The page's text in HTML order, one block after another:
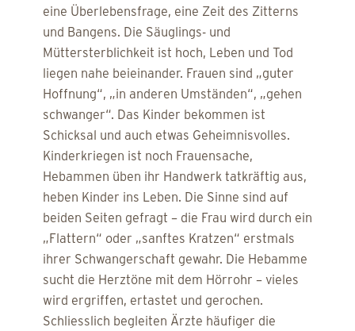
eine Überlebensfrage, eine Zeit des Zitterns
und Bangens. Die Säuglings- und
Müttersterblichkeit ist hoch, Leben und Tod
liegen nahe beieinander. Frauen sind „guter
Hoffnung“, „in anderen Umständen“, „gehen
schwanger“. Das Kinder bekommen ist
Schicksal und auch etwas Geheimnisvolles.
Kinderkriegen ist noch Frauensache,
Hebammen üben ihr Handwerk tatkräftig aus,
heben Kinder ins Leben. Die Sinne sind auf
beiden Seiten gefragt – die Frau wird durch ein
„Flattern“ oder „sanftes Kratzen“ erstmals
ihrer Schwangerschaft gewahr. Die Hebamme
sucht die Herztöne mit dem Hörrohr – vieles
wird ergriffen, ertastet und gerochen.
Schliesslich begleiten Ärzte häufiger die